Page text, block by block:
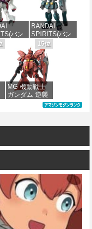
アルトリ
ャスタ
け済み
ル
¥7,800
MS-05BザクI
(機動戦士ガン
ダム)
価格：¥2,300
バン
ピリッ
195
士Zガン
ュベレ
スケー
け済み
デル
BANDAI
SPIRITS(バン
ダイ スピリッ
ツ) HG 機動新
世紀ガンダムX
ガンダムレオ
パルド 1/144ス
ケール 色分け
済みプラモデ
ル
15位
MG 機動戦士
ガンダム 逆襲
のシャア MSN-
ケール 色分け